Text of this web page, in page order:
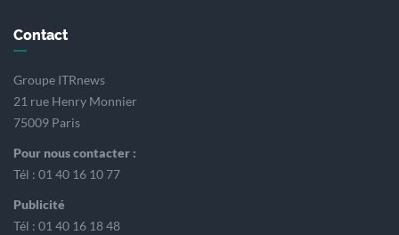
Contact
Groupe ITRnews
21 rue Henry Monnier
75009 Paris
Pour nous contacter :
Tél : 01 40 16 10 77
Publicité
Tél : 01 40 16 18 48